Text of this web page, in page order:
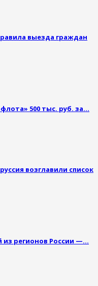
выезда граждан
500 тыс. руб. за…
возглавили список
регионов России —…